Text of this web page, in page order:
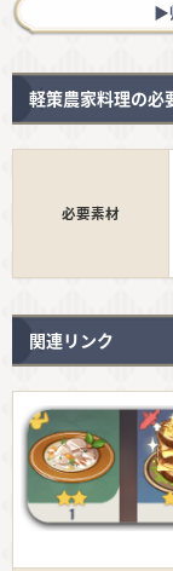
▶︎
軽策農家料理の必
必要素材
関連リンク